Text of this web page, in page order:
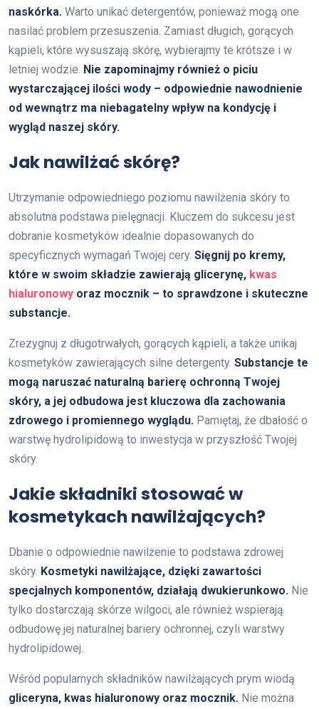
naskórka. Warto unikać detergentów, ponieważ mogą one
nasilać problem przesuszenia. Zamiast długich, gorących
kąpieli, które wysuszają skórę, wybierajmy te krótsze i w
letniej wodzie. Nie zapominajmy również o piciu
wystarczającej ilości wody – odpowiednie nawodnienie
od wewnątrz ma niebagatelny wpływ na kondycję i
wygląd naszej skóry.
Jak nawilżać skórę?
Utrzymanie odpowiedniego poziomu nawilżenia skóry to
absolutna podstawa pielęgnacji. Kluczem do sukcesu jest
dobranie kosmetyków idealnie dopasowanych do
specyficznych wymagań Twojej cery. Sięgnij po kremy,
które w swoim składzie zawierają glicerynę, kwas
hialuronowy oraz mocznik – to sprawdzone i skuteczne
substancje.
Zrezygnuj z długotrwałych, gorących kąpieli, a także unikaj
kosmetyków zawierających silne detergenty. Substancje te
mogą naruszać naturalną barierę ochronną Twojej
skóry, a jej odbudowa jest kluczowa dla zachowania
zdrowego i promiennego wyglądu. Pamiętaj, że dbałość o
warstwę hydrolipidową to inwestycja w przyszłość Twojej
skóry.
Jakie składniki stosować w
kosmetykach nawilżających?
Dbanie o odpowiednie nawilżenie to podstawa zdrowej
skóry. Kosmetyki nawilżające, dzięki zawartości
specjalnych komponentów, działają dwukierunkowo. Nie
tylko dostarczają skórze wilgoci, ale również wspierają
odbudowę jej naturalnej bariery ochronnej, czyli warstwy
hydrolipidowej.
Wśród popularnych składników nawilżających prym wiodą
gliceryna, kwas hialuronowy oraz mocznik. Nie można